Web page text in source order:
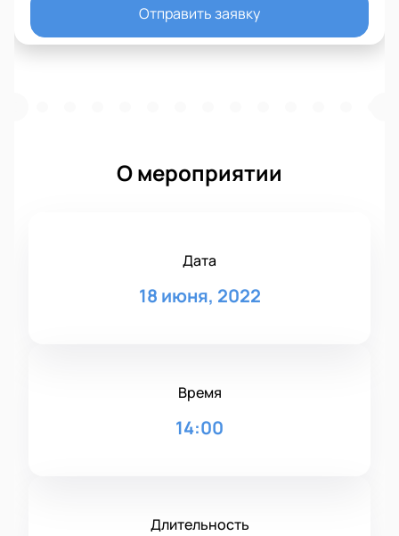
Отправить заявку
О мероприятии
Дата
18 июня, 2022
Время
14:00
Длительность